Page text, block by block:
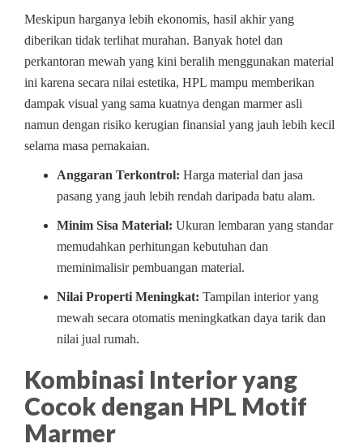
Meskipun harganya lebih ekonomis, hasil akhir yang
diberikan tidak terlihat murahan. Banyak hotel dan
perkantoran mewah yang kini beralih menggunakan material
ini karena secara nilai estetika, HPL mampu memberikan
dampak visual yang sama kuatnya dengan marmer asli
namun dengan risiko kerugian finansial yang jauh lebih kecil
selama masa pemakaian.
Anggaran Terkontrol: Harga material dan jasa
pasang yang jauh lebih rendah daripada batu alam.
Minim Sisa Material: Ukuran lembaran yang standar
memudahkan perhitungan kebutuhan dan
meminimalisir pembuangan material.
Nilai Properti Meningkat: Tampilan interior yang
mewah secara otomatis meningkatkan daya tarik dan
nilai jual rumah.
Kombinasi Interior yang
Cocok dengan HPL Motif
Marmer